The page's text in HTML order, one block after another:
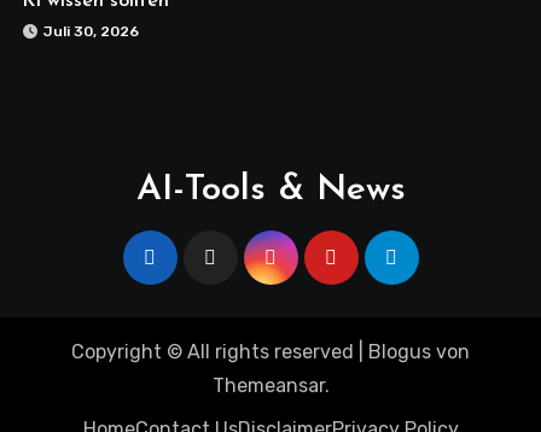
Juli 30, 2026
AI-Tools & News
Copyright © All rights reserved Blogus von
Themeansar.